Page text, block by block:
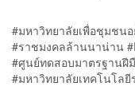
#มหาวิทยาลัยเพื่อชุมชนอ
#ราชมงคลล้านนาน่าน
#ศูนย์ทดสอบมาตรฐานฝี
#มหาวิทยาลัยเทคโนโล